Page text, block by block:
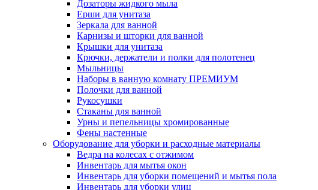
Дозаторы жидкого мыла
Ерши для унитаза
Зеркала для ванной
Карнизы и шторки для ванной
Крышки для унитаза
Крючки, держатели и полки для полотенец
Мыльницы
Наборы в ванную комнату ПРЕМИУМ
Полочки для ванной
Рукосушки
Стаканы для ванной
Урны и пепельницы хромированные
Фены настенные
Оборудование для уборки и расходные материалы
Ведра на колесах с отжимом
Инвентарь для мытья окон
Инвентарь для уборки помещений и мытья пола
Инвентарь для уборки улиц